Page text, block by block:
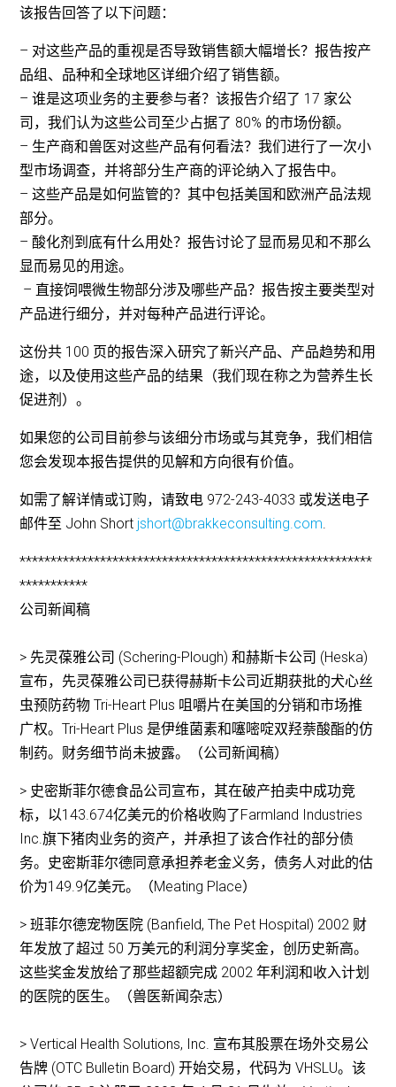
该报告回答了以下问题：
– 对这些产品的重视是否导致销售额大幅增长？报告按产
品组、品种和全球地区详细介绍了销售额。
– 谁是这项业务的主要参与者？该报告介绍了 17 家公
司，我们认为这些公司至少占据了 80% 的市场份额。
– 生产商和兽医对这些产品有何看法？我们进行了一次小
型市场调查，并将部分生产商的评论纳入了报告中。
– 这些产品是如何监管的？其中包括美国和欧洲产品法规
部分。
– 酸化剂到底有什么用处？报告讨论了显而易见和不那么
显而易见的用途。
– 直接饲喂微生物部分涉及哪些产品？报告按主要类型对
产品进行细分，并对每种产品进行评论。
这份共 100 页的报告深入研究了新兴产品、产品趋势和用
途，以及使用这些产品的结果（我们现在称之为营养生长
促进剂）。
如果您的公司目前参与该细分市场或与其竞争，我们相信
您会发现本报告提供的见解和方向很有价值。
如需了解详情或订购，请致电 972-243-4033 或发送电子
邮件至 John Short jshort@brakkeconsulting.com.
*********************************************************
***********
公司新闻稿
> 先灵葆雅公司 (Schering-Plough) 和赫斯卡公司 (Heska)
宣布，先灵葆雅公司已获得赫斯卡公司近期获批的犬心丝
虫预防药物 Tri-Heart Plus 咀嚼片在美国的分销和市场推
广权。Tri-Heart Plus 是伊维菌素和噻嘧啶双羟萘酸酯的仿
制药。财务细节尚未披露。（公司新闻稿）
> 史密斯菲尔德食品公司宣布，其在破产拍卖中成功竞
标，以143.674亿美元的价格收购了Farmland Industries
Inc.旗下猪肉业务的资产，并承担了该合作社的部分债
务。史密斯菲尔德同意承担养老金义务，债务人对此的估
价为149.9亿美元。（Meating Place）
> 班菲尔德宠物医院 (Banfield, The Pet Hospital) 2002 财
年发放了超过 50 万美元的利润分享奖金，创历史新高。
这些奖金发放给了那些超额完成 2002 年利润和收入计划
的医院的医生。（兽医新闻杂志）
> Vertical Health Solutions, Inc. 宣布其股票在场外交易公
告牌 (OTC Bulletin Board) 开始交易，代码为 VHSLU。该